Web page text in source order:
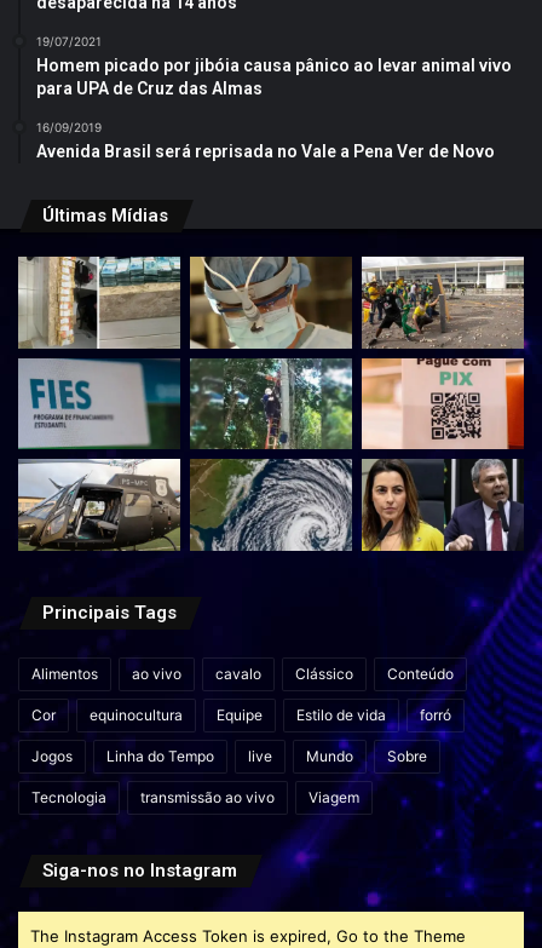
19/07/2021
Homem picado por jibóia causa pânico ao levar animal vivo
para UPA de Cruz das Almas
16/09/2019
Avenida Brasil será reprisada no Vale a Pena Ver de Novo
Últimas Mídias
Principais Tags
Alimentos ao vivo cavalo Clássico Conteúdo
Cor equinocultura Equipe Estilo de vida forró
Jogos Linha do Tempo live Mundo Sobre
Tecnologia transmissão ao vivo Viagem
Siga-nos no Instagram
The Instagram Access Token is expired, Go to the Theme